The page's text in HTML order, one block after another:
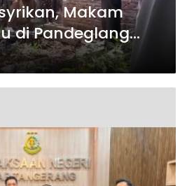
Makam
di Pandeglang